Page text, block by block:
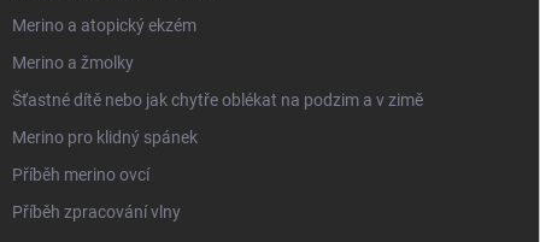
Merino a atopický ekzém
Merino a žmolky
Šťastné dítě nebo jak chytře oblékat na podzim a v zimě
Merino pro klidný spánek
Příběh merino ovcí
Příběh zpracování vlny